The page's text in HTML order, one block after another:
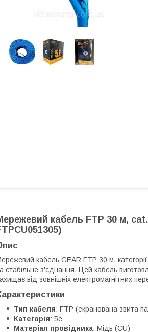
кабель FTP 30 м,
кабель GEAR FTP 30 м,
стабільне з'єднання. Цей кабель
від зовнішніх електромагнітних
Тип кабеля: FTP (екранована звита
Категорія: 5e
Матеріал провідника: Мідь (CU)